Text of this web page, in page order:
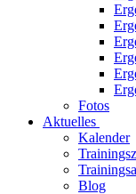
Fotos
Aktuelles
Kalender
Blog